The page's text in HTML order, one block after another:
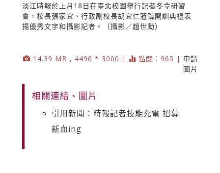
淡江時報於上月18日在臺北校園舉行記者冬令研習
會，校長張家宜、行政副校長胡宜仁蒞臨開訓典禮表
揚優秀文字和攝影記者。（攝影／趙世勳）
14.39 MB , 4496 * 3000 | 點閱：965 | 申請
圖片
相關連結、圖片
引用新聞：時報記者技能充電 招募
新血ing